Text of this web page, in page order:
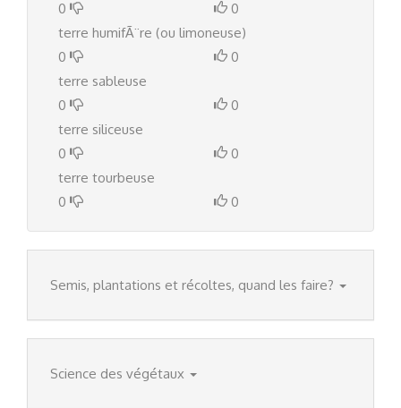
0
0
terre humifÃ¨re (ou limoneuse)
0
0
terre sableuse
0
0
terre siliceuse
0
0
terre tourbeuse
0
0
Semis, plantations et récoltes, quand les faire?
Science des végétaux